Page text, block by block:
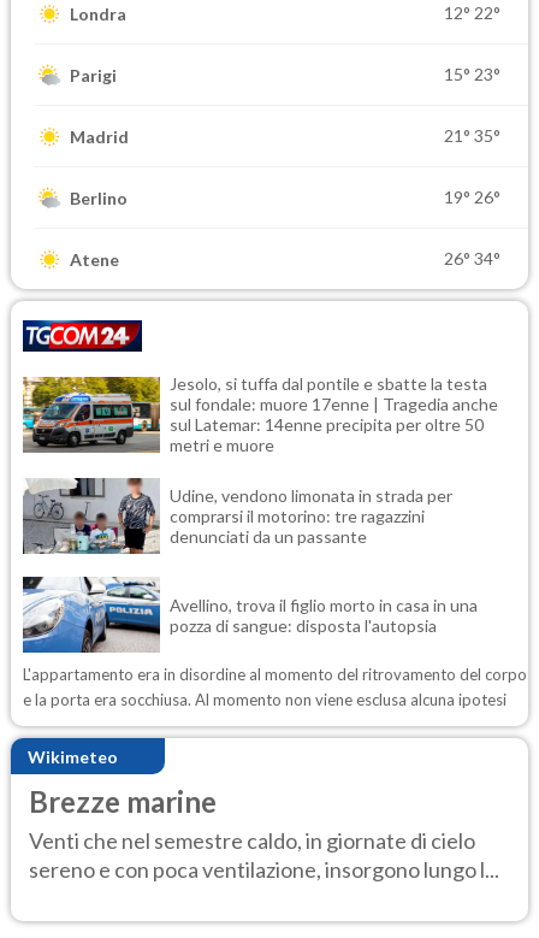
Londra 12° 22°
Parigi 15° 23°
Madrid 21° 35°
Berlino 19° 26°
Atene 26° 34°
Jesolo, si tuffa dal pontile e sbatte la testa
sul fondale: muore 17enne | Tragedia anche
sul Latemar: 14enne precipita per oltre 50
metri e muore
Udine, vendono limonata in strada per
comprarsi il motorino: tre ragazzini
denunciati da un passante
Avellino, trova il figlio morto in casa in una
pozza di sangue: disposta l'autopsia
L'appartamento era in disordine al momento del ritrovamento del corpo
e la porta era socchiusa. Al momento non viene esclusa alcuna ipotesi
Wikimeteo
Brezze marine
Venti che nel semestre caldo, in giornate di cielo
sereno e con poca ventilazione, insorgono lungo l...